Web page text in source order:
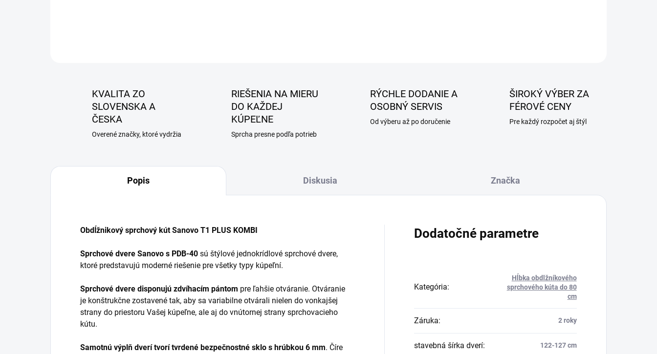
KVALITA ZO
SLOVENSKA A
ČESKA
Overené značky, ktoré vydržia
RIEŠENIA NA MIERU
DO KAŽDEJ
KÚPEĽNE
Sprcha presne podľa potrieb
RÝCHLE DODANIE A
OSOBNÝ SERVIS
Od výberu až po doručenie
ŠIROKÝ VÝBER ZA
FÉROVÉ CENY
Pre každý rozpočet aj štýl
Popis Diskusia Značka
Obdĺžnikový sprchový kút Sanovo T1 PLUS KOMBI
Sprchové dvere Sanovo s PDB-40 sú štýlové jednokrídlové sprchové dvere,
ktoré predstavujú moderné riešenie pre všetky typy kúpeľní.
Sprchové dvere disponujú zdvíhacím pántom pre ľahšie otváranie. Otváranie
je konštrukčne zostavené tak, aby sa variabilne otvárali nielen do vonkajšej
strany do priestoru Vašej kúpeľne, ale aj do vnútornej strany sprchovacieho
kútu.
Samotnú výplň dverí tvorí tvrdené bezpečnostné sklo s hrúbkou 6 mm. Číre
Dodatočné parametre
Kategória:
Hĺbka obdlžníkového
sprchového kúta do 80
cm
Záruka: 2 roky
stavebná šírka dverí: 122-127 cm